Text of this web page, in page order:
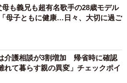
主人公と同じ境遇に置かれた場
でしょうか？
タルがやられてしまって、正常
まう気がします。実は私も、過
ションになったことがあるんで
も義兄も超有名歌手の28歳モデル
母子ともに健康…日々、大切に過ご
介護相談が3割増加 帰省時に確認
れて暮らす親の異変」チェックポイ